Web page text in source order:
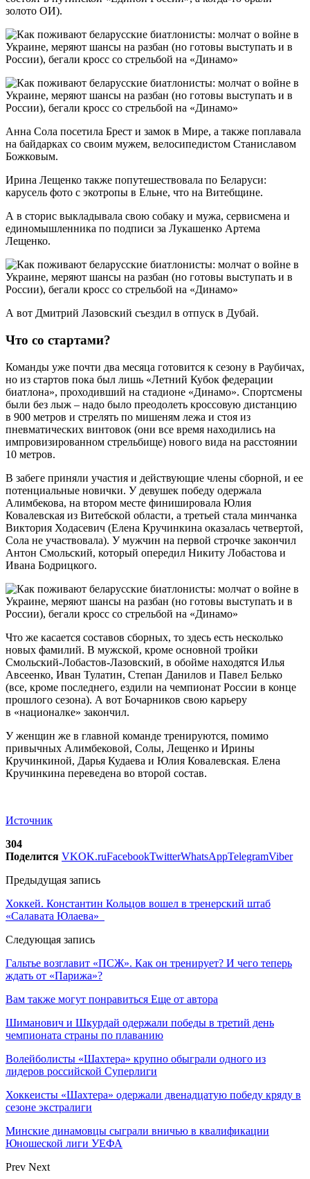
золото ОИ).
Анна Сола посетила Брест и замок в Мире, а также поплавала
на байдарках со своим мужем, велосипедистом Станиславом
Божковым.
Ирина Лещенко также попутешествовала по Беларуси:
карусель фото с экотропы в Ельне, что на Витебщине.
А в сторис выкладывала свою собаку и мужа, сервисмена и
единомышленника по подписи за Лукашенко Артема
Лещенко.
А вот Дмитрий Лазовский съездил в отпуск в Дубай.
Что со стартами?
Команды уже почти два месяца готовится к сезону в Раубичах,
но из стартов пока был лишь «Летний Кубок федерации
биатлона», проходивший на стадионе «Динамо». Спортсмены
были без лыж – надо было преодолеть кроссовую дистанцию
в 900 метров и стрелять по мишеням лежа и стоя из
пневматических винтовок (они все время находились на
импровизированном стрельбище) нового вида на расстоянии
10 метров.
В забеге приняли участия и действующие члены сборной, и ее
потенциальные новички. У девушек победу одержала
Алимбекова, на втором месте финишировала Юлия
Ковалевская из Витебской области, а третьей стала минчанка
Виктория Ходасевич (Елена Кручинкина оказалась четвертой,
Сола не участвовала). У мужчин на первой строчке закончил
Антон Смольский, который опередил Никиту Лобастова и
Ивана Бодрицкого.
Что же касается составов сборных, то здесь есть несколько
новых фамилий. В мужской, кроме основной тройки
Смольский-Лобастов-Лазовский, в обойме находятся Илья
Авсеенко, Иван Тулатин, Степан Данилов и Павел Белько
(все, кроме последнего, ездили на чемпионат России в конце
прошлого сезона). А вот Бочарников свою карьеру
в «националке» закончил.
У женщин же в главной команде тренируются, помимо
привычных Алимбековой, Солы, Лещенко и Ирины
Кручинкиной, Дарья Кудаева и Юлия Ковалевская. Елена
Кручинкина переведена во второй состав.
Источник
304
Поделится VKOK.ruFacebookTwitterWhatsAppTelegramViber
Предыдущая запись
Хоккей. Константин Кольцов вошел в тренерский штаб
«Салавата Юлаева»
Следующая запись
Гальтье возглавит «ПСЖ». Как он тренирует? И чего теперь
ждать от «Парижа»?
Вам также могут понравиться Еще от автора
Шиманович и Шкурдай одержали победы в третий день
чемпионата страны по плаванию
Волейболисты «Шахтера» крупно обыграли одного из
лидеров российской Суперлиги
Хоккеисты «Шахтера» одержали двенадцатую победу кряду в
сезоне экстралиги
Минские динамовцы сыграли вничью в квалификации
Юношеской лиги УЕФА
Prev Next